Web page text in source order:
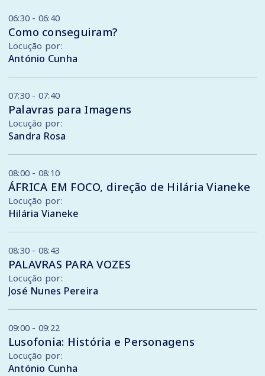
06:30 - 06:40
Como conseguiram?
Locução por:
António Cunha
07:30 - 07:40
Palavras para Imagens
Locução por:
Sandra Rosa
08:00 - 08:10
ÁFRICA EM FOCO, direção de Hilária Vianeke
Locução por:
Hilária Vianeke
08:30 - 08:43
PALAVRAS PARA VOZES
Locução por:
José Nunes Pereira
09:00 - 09:22
Lusofonia: História e Personagens
Locução por:
António Cunha